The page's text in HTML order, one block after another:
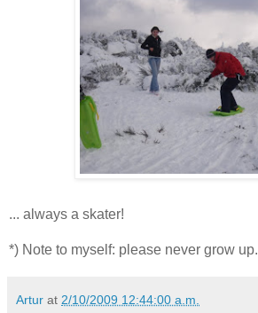
... always a skater!
*) Note to myself: please never grow up.
Artur at 2/10/2009 12:44:00 a.m.